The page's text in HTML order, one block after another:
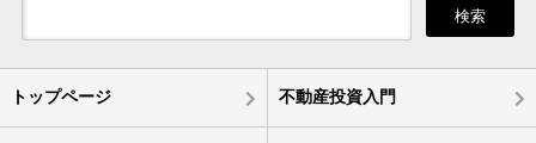
検索
トップページ 不動産投資入門